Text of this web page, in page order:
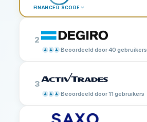
FINANCER SCORE
2
Beoordeeld door 40 gebruikers
3
Beoordeeld door 11 gebruikers